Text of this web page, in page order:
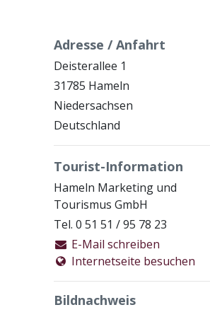
Adresse / Anfahrt
Deisterallee 1
31785 Hameln
Niedersachsen
Deutschland
Tourist-Information
Hameln Marketing und
Tourismus GmbH
Tel. 0 51 51 / 95 78 23
E-Mail schreiben
Internetseite besuchen
Bildnachweis